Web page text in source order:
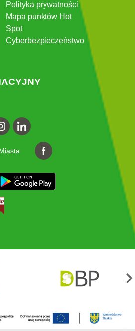
Polityka prywatności
Mapa punktów Hot
Spot
Cyberbezpieczeństwo